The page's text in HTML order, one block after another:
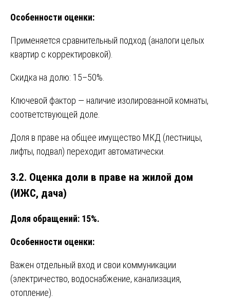
Особенности оценки:
Применяется сравнительный подход (аналоги целых
квартир с корректировкой).
Скидка на долю: 15–50%.
Ключевой фактор — наличие изолированной комнаты,
соответствующей доле.
Доля в праве на общее имущество МКД (лестницы,
лифты, подвал) переходит автоматически.
3.2. Оценка доли в праве на жилой дом
(ИЖС, дача)
Доля обращений: 15%.
Особенности оценки:
Важен отдельный вход и свои коммуникации
(электричество, водоснабжение, канализация,
отопление).